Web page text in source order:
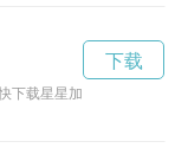
下载星星加速器app吧！
下载